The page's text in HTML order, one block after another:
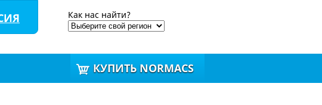
Как нас найти?
КУПИТЬ NORMACS